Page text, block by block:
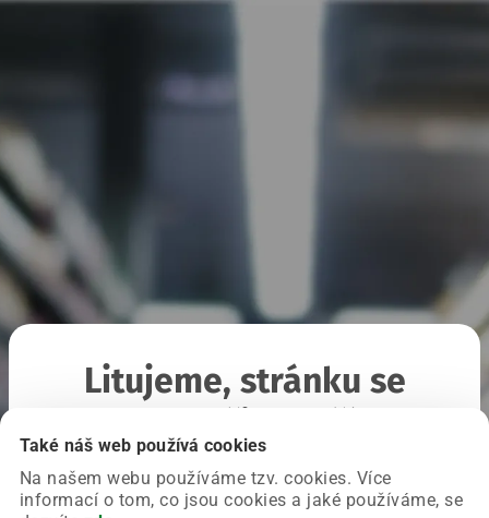
Také náš web používá cookies
Na našem webu používáme tzv. cookies. Více
informací o tom, co jsou cookies a jaké používáme, se
Litujeme, stránku se
Chyba nastala na naší straně a už ji opravujeme.